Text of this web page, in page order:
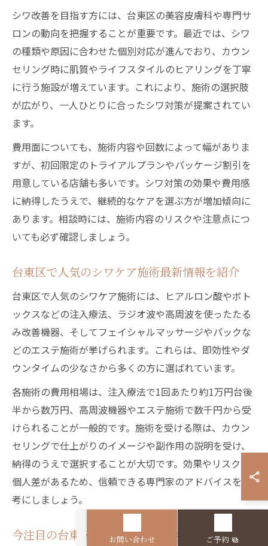
シワ改善を目指す方には、台東区の美容皮膚科や専門サ
ロンの動向を把握することが重要です。最近では、シワ
の種類や原因に合わせた個別対応が進んでおり、カウン
セリング時に肌質やライフスタイルのヒアリングを丁寧
に行う施設が増えています。これにより、施術の選択肢
が広がり、一人ひとりに合ったシワ対策が提案されてい
ます。
費用面についても、施術内容や回数によって幅がありま
すが、初回限定のトライアルプランやパッケージ割引を
用意している店舗も多いです。シワ対策の効果や費用感
に納得したうえで、継続的なケアを選ぶ方が増加傾向に
あります。相談時には、施術内容のリスクや注意点につ
いても必ず確認しましょう。
台東区で人気のシワケア施術最新情報を紹介
台東区で人気のシワケア施術には、ヒアルロン酸やボト
ックスなどの注入療法、ラジオ波や高周波を使ったたる
み改善機器、そしてフェイシャルマッサージやパックな
どのエステ施術が挙げられます。これらは、即効性やダ
ウンタイムの少なさから多くの方に選ばれています。
各施術の費用相場は、注入療法で1回あたり約1万円台後
半から数万円、高周波機器やエステ施術で数千円から受
けられることが一般的です。施術を受ける際は、カウン
セリングで仕上がりのイメージや副作用の説明を受け、
納得のうえで選択することが大切です。効果やリスクは
個人差があるため、信頼できる専門家のアドバイスを参
考にしましょう。
今注目の台東区シワ対策事例と利用者の声
お問い合わせ ご予約